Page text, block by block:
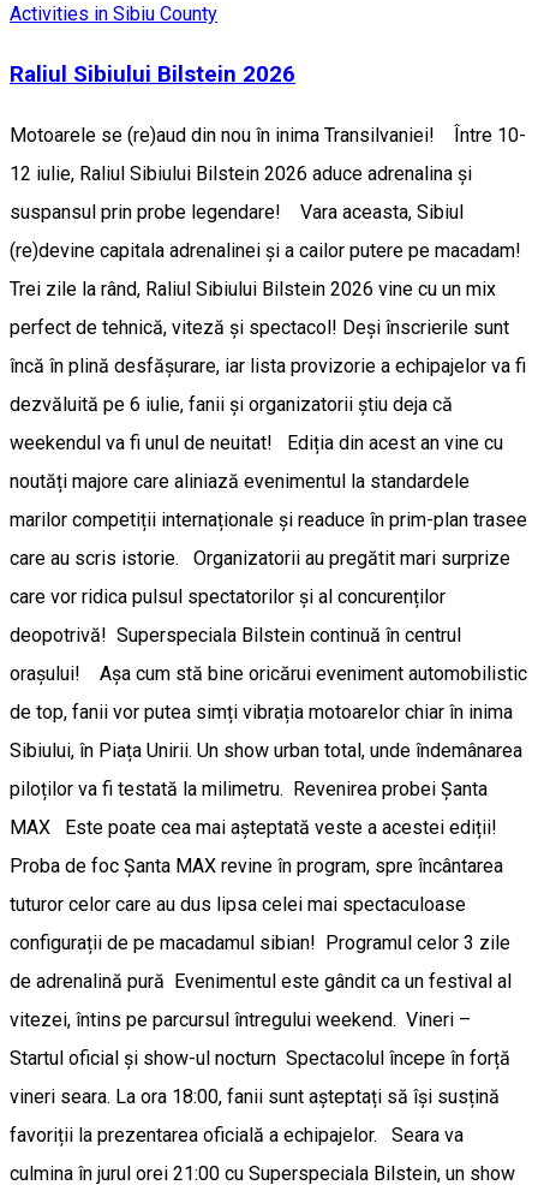
Activities in Sibiu County
Raliul Sibiului Bilstein 2026
Motoarele se (re)aud din nou în inima Transilvaniei! Între 10-
12 iulie, Raliul Sibiului Bilstein 2026 aduce adrenalina și
suspansul prin probe legendare! ​Vara aceasta, Sibiul
(re)devine capitala adrenalinei și a cailor putere pe macadam!
Trei zile la rând, Raliul Sibiului Bilstein 2026 vine cu un mix
perfect de tehnică, viteză și spectacol! Deși înscrierile sunt
încă în plină desfășurare, iar lista provizorie a echipajelor va fi
dezvăluită pe 6 iulie, fanii și organizatorii știu deja că
weekendul va fi unul de neuitat! ​Ediția din acest an vine cu
noutăți majore care aliniază evenimentul la standardele
marilor competiții internaționale și readuce în prim-plan trasee
care au scris istorie. Organizatorii au pregătit mari surprize
care vor ridica pulsul spectatorilor și al concurenților
deopotrivă! ​Superspeciala Bilstein continuă în centrul
orașului! Așa cum stă bine oricărui eveniment automobilistic
de top, fanii vor putea simți vibrația motoarelor chiar în inima
Sibiului, în Piața Unirii. Un show urban total, unde îndemânarea
piloților va fi testată la milimetru. ​Revenirea probei Șanta
MAX Este poate cea mai așteptată veste a acestei ediții!
Proba de foc Șanta MAX revine în program, spre încântarea
tuturor celor care au dus lipsa celei mai spectaculoase
configurații de pe macadamul sibian! ​Programul celor 3 zile
de adrenalină pură ​Evenimentul este gândit ca un festival al
vitezei, întins pe parcursul întregului weekend. ​Vineri –
Startul oficial și show-ul nocturn ​Spectacolul începe în forță
vineri seara. La ora 18:00, fanii sunt așteptați să își susțină
favoriții la prezentarea oficială a echipajelor. Seara va
culmina în jurul orei 21:00 cu Superspeciala Bilstein, un show